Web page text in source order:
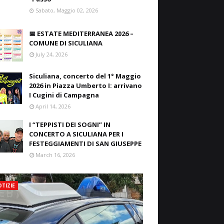
Sabato, Maggio 02, 2026
📅 ESTATE MEDITERRANEA 2026 –
COMUNE DI SICULIANA
July 24, 2026
Siculiana, concerto del 1° Maggio
2026 in Piazza Umberto I: arrivano
I Cugini di Campagna
April 14, 2026
I “TEPPISTI DEI SOGNI” IN
CONCERTO A SICULIANA PER I
FESTEGGIAMENTI DI SAN GIUSEPPE
March 16, 2026